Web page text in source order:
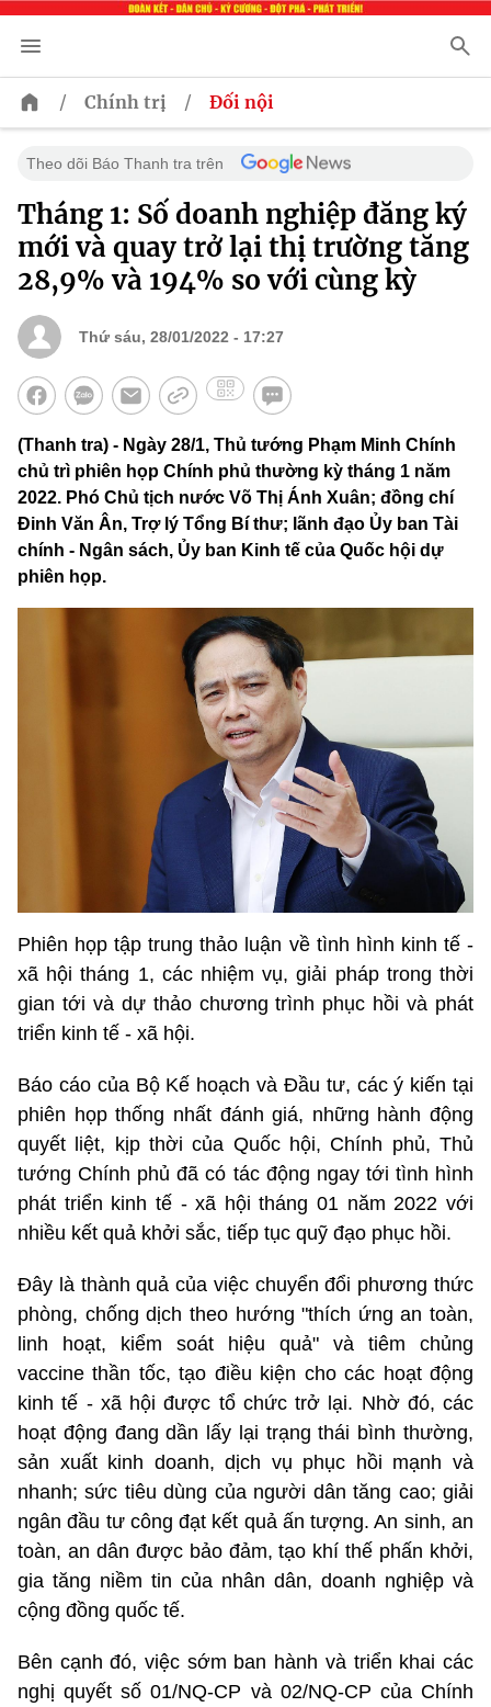
/ Chính trị / Đối nội
Theo dõi Báo Thanh tra trên
Tháng 1: Số doanh nghiệp đăng ký
mới và quay trở lại thị trường tăng
28,9% và 194% so với cùng kỳ
Thứ sáu, 28/01/2022 - 17:27
(Thanh tra) - Ngày 28/1, Thủ tướng Phạm Minh Chính
chủ trì phiên họp Chính phủ thường kỳ tháng 1 năm
2022. Phó Chủ tịch nước Võ Thị Ánh Xuân; đồng chí
Đinh Văn Ân, Trợ lý Tổng Bí thư; lãnh đạo Ủy ban Tài
chính - Ngân sách, Ủy ban Kinh tế của Quốc hội dự
phiên họp.
Phiên họp tập trung thảo luận về tình hình kinh tế -
xã hội tháng 1, các nhiệm vụ, giải pháp trong thời
gian tới và dự thảo chương trình phục hồi và phát
triển kinh tế - xã hội.
Báo cáo của Bộ Kế hoạch và Đầu tư, các ý kiến tại
phiên họp thống nhất đánh giá, những hành động
quyết liệt, kịp thời của Quốc hội, Chính phủ, Thủ
tướng Chính phủ đã có tác động ngay tới tình hình
phát triển kinh tế - xã hội tháng 01 năm 2022 với
nhiều kết quả khởi sắc, tiếp tục quỹ đạo phục hồi.
Đây là thành quả của việc chuyển đổi phương thức
phòng, chống dịch theo hướng "thích ứng an toàn,
linh hoạt, kiểm soát hiệu quả" và tiêm chủng
vaccine thần tốc, tạo điều kiện cho các hoạt động
kinh tế - xã hội được tổ chức trở lại. Nhờ đó, các
hoạt động đang dần lấy lại trạng thái bình thường,
sản xuất kinh doanh, dịch vụ phục hồi mạnh và
nhanh; sức tiêu dùng của người dân tăng cao; giải
ngân đầu tư công đạt kết quả ấn tượng. An sinh, an
toàn, an dân được bảo đảm, tạo khí thế phấn khởi,
gia tăng niềm tin của nhân dân, doanh nghiệp và
cộng đồng quốc tế.
Bên cạnh đó, việc sớm ban hành và triển khai các
nghị quyết số 01/NQ-CP và 02/NQ-CP của Chính